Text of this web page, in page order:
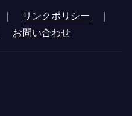
｜ リンクポリシー ｜
お問い合わせ